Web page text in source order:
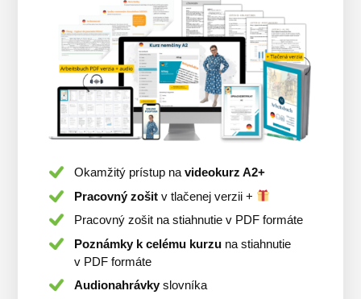
Okamžitý prístup navideokurz A2+
Pracovný zošit v tlačenej verzii +
Pracovný zošit na stiahnutie v PDF formáte
Poznámky k celému kurzu na stiahnutie
v PDF formáte
Audionahrávky slovníka